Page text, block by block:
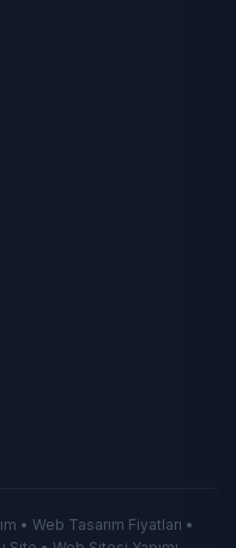
• Web Tasarım Fiyatları •